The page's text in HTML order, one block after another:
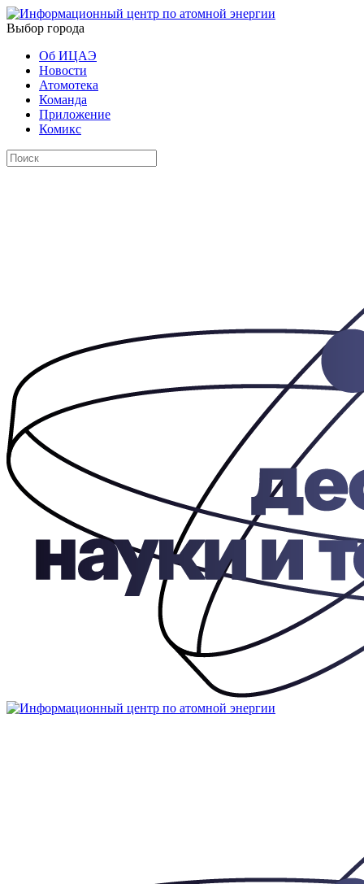
Выбор города
Об ИЦАЭ
Новости
Атомотека
Команда
Приложение
Комикс